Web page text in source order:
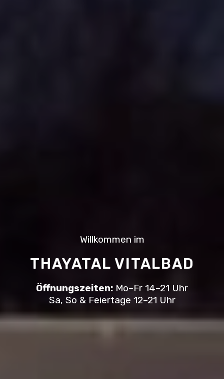
Willkommen im
THAYATAL VITALBAD
Öffnungszeiten: Mo–Fr 14–21 Uhr
Sa, So & Feiertage 12–21 Uhr